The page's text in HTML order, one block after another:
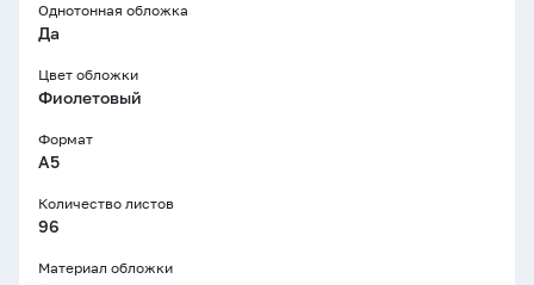
Однотонная обложка
Да
Цвет обложки
Фиолетовый
Формат
A5
Количество листов
96
Материал обложки